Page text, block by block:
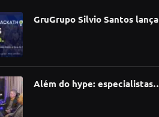
GruGrupo Silvio Santos lança
Além do hype: especialistas